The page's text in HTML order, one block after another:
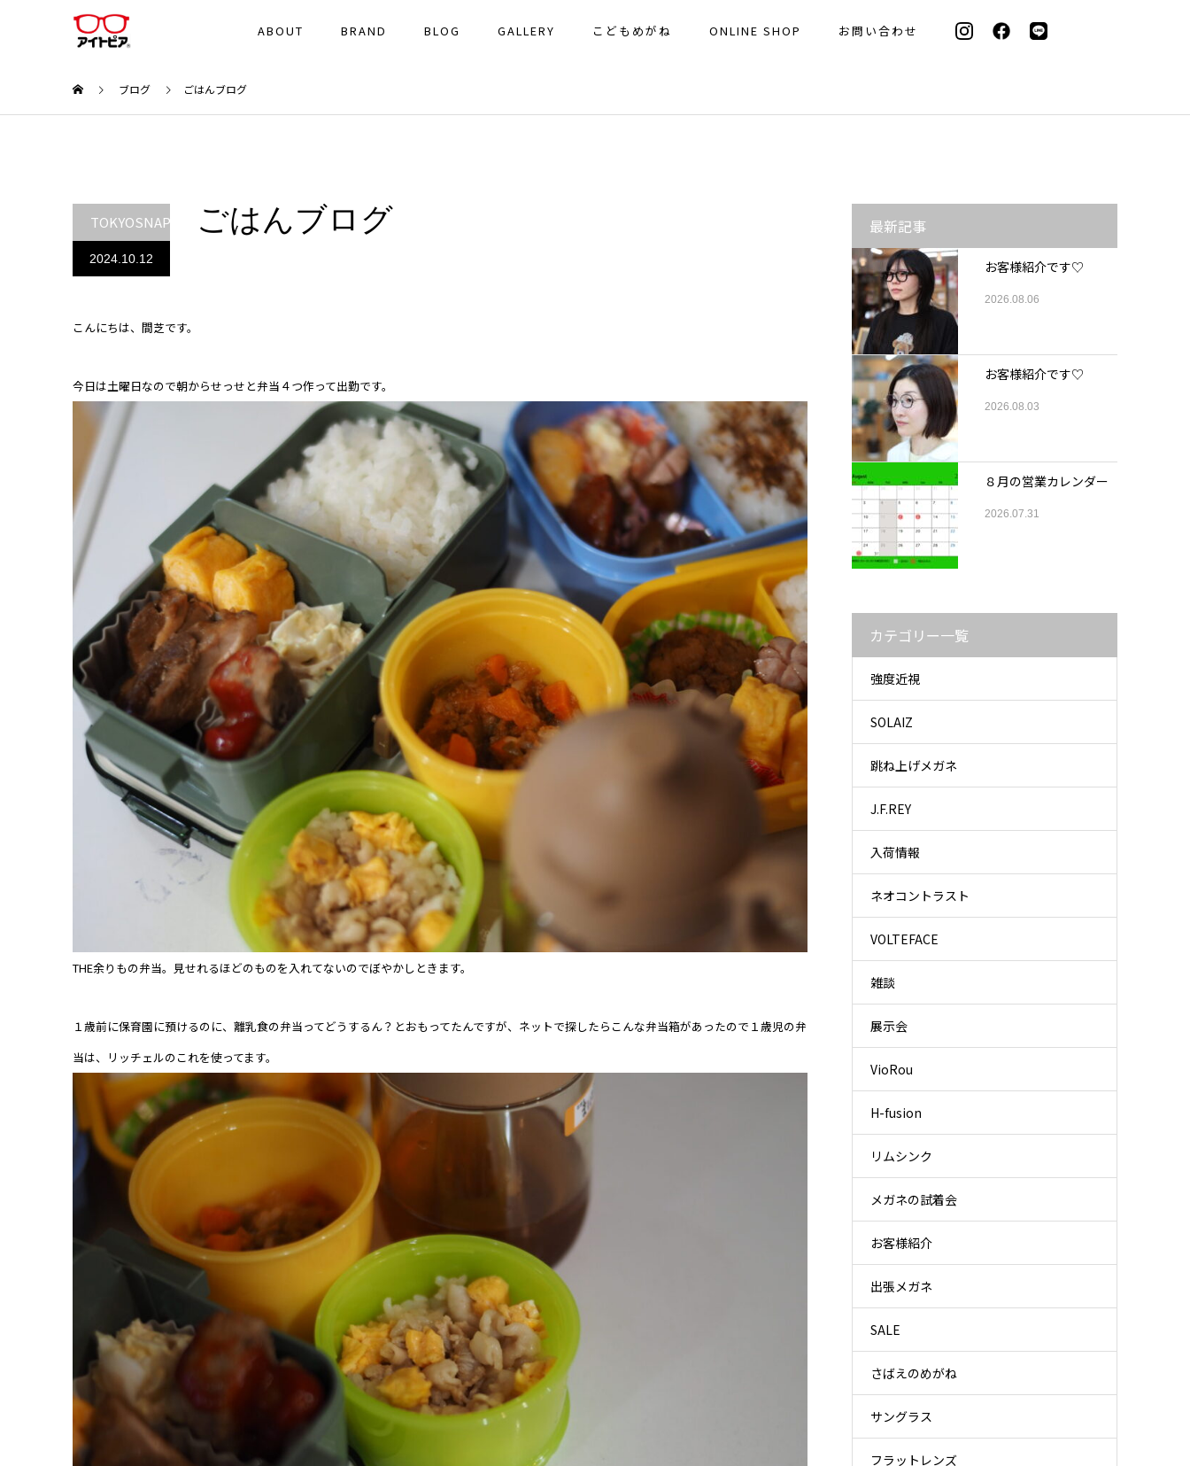
ABOUT BRAND BLOG GALLERY こどもめがね ONLINE SHOP お問い合わせ
ブログ ごはんブログ
TOKYOSNAP
2024.10.12
ごはんブログ
こんにちは、間芝です。
今日は土曜日なので朝からせっせと弁当４つ作って出勤です。
THE余りもの弁当。見せれるほどのものを入れてないのでぼやかしときます。
１歳前に保育園に預けるのに、離乳食の弁当ってどうするん？とおもってたんですが、ネットで探したらこんな弁当箱があったので１歳児の弁
当は、リッチェルのこれを使ってます。
最新記事
お客様紹介です♡
2026.08.06
お客様紹介です♡
2026.08.03
８月の営業カレンダー
2026.07.31
カテゴリー一覧
強度近視
SOLAIZ
跳ね上げメガネ
J.F.REY
入荷情報
ネオコントラスト
VOLTEFACE
雑談
展示会
VioRou
H-fusion
リムシンク
メガネの試着会
お客様紹介
出張メガネ
SALE
さばえのめがね
サングラス
フラットレンズ